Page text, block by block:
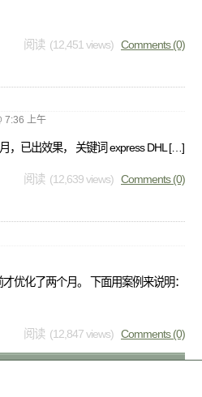
阅读 (12,451 views) Comments (0)
7:36 上午
，已出效果， 关键词 express DHL […]
阅读 (12,639 views) Comments (0)
优化了两个月。 下面用案例来说明：
阅读 (12,847 views) Comments (0)